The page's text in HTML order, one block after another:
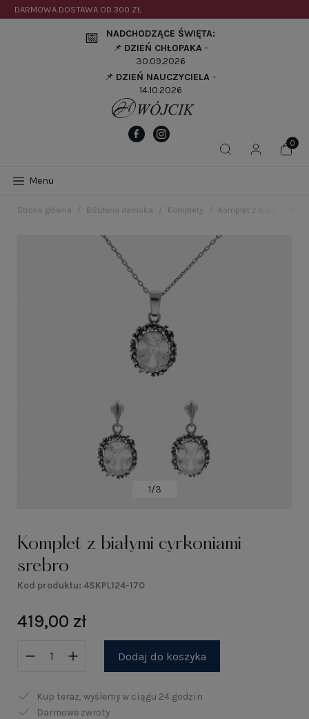
DARMOWA DOSTAWA OD 300 ZŁ
📅
NADCHODZĄCE ŚWIĘTA:
📌 DZIEŃ CHŁOPAKA–
30.09.2026
📌 DZIEŃ NAUCZYCIELA–
14.10.2026
Menu
Strona główna Biżuteria damska Komplety Komplet z białymi
1/3
Komplet z białymi cyrkoniami
srebro
Kod produktu: 4SKPL124-170
419,00 zł
Dodaj do koszyka
Kup teraz, wyślemy w ciągu 24 godzin
Darmowe zwroty